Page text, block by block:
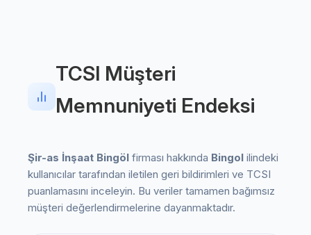
TCSI Müşteri
Memnuniyeti Endeksi
Şir-as İnşaat Bingöl firması hakkında Bingol ilindeki
kullanıcılar tarafından iletilen geri bildirimleri ve TCSI
puanlamasını inceleyin. Bu veriler tamamen bağımsız
müşteri değerlendirmelerine dayanmaktadır.